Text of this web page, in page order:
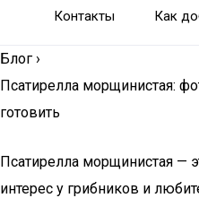
Контакты Как
Блог ›
Псатирелла морщинистая:
готовить
Псатирелла морщинистая —
интерес у грибников и